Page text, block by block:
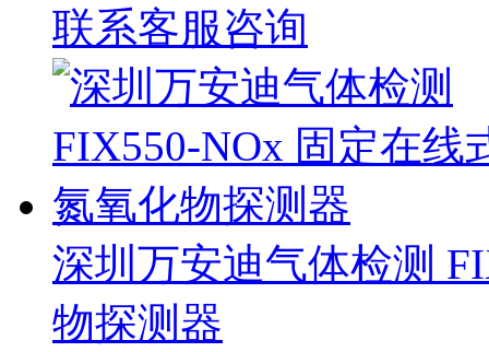
联系客服咨询
深圳万安迪气体检测
物探测器